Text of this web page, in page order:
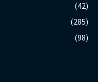
(42)
(285)
(98)